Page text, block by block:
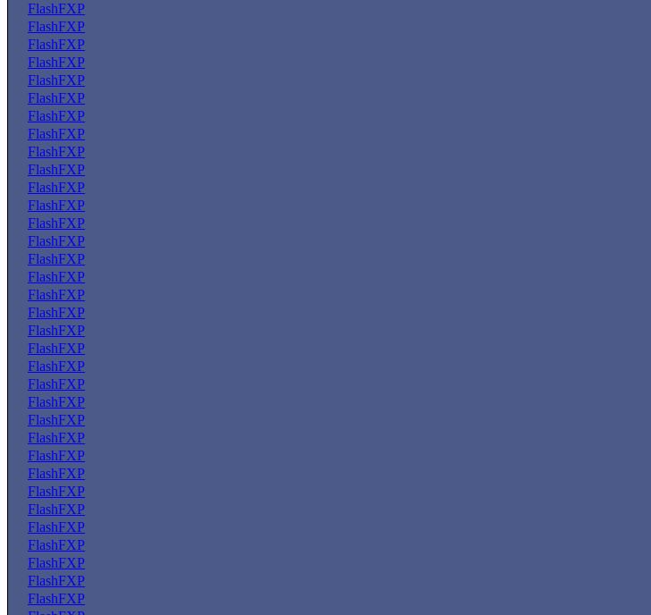
FlashFXP
FlashFXP
FlashFXP
FlashFXP
FlashFXP
FlashFXP
FlashFXP
FlashFXP
FlashFXP
FlashFXP
FlashFXP
FlashFXP
FlashFXP
FlashFXP
FlashFXP
FlashFXP
FlashFXP
FlashFXP
FlashFXP
FlashFXP
FlashFXP
FlashFXP
FlashFXP
FlashFXP
FlashFXP
FlashFXP
FlashFXP
FlashFXP
FlashFXP
FlashFXP
FlashFXP
FlashFXP
FlashFXP
FlashFXP